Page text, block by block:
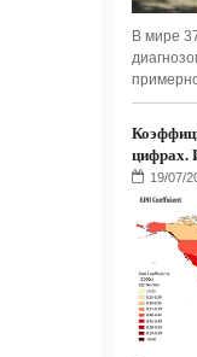
В мире
цифрах.